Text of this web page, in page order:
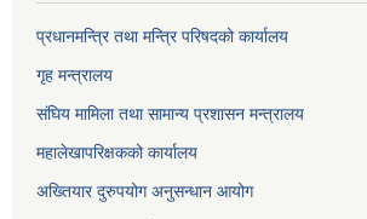
प्रधानमन्त्रि तथा मन्त्रि परिषदको कार्यालय
गृह मन्त्रालय
संघिय मामिला तथा सामान्य प्रशासन मन्त्रालय
महालेखापरिक्षकको कार्यालय
अख्तियार दुरुपयोग अनुसन्धान आयोग